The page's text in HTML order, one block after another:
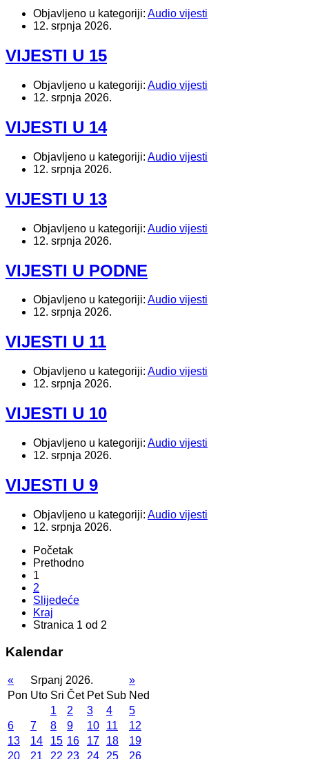
Objavljeno u kategoriji: Audio vijesti
12. srpnja 2026.
VIJESTI U 15
Objavljeno u kategoriji: Audio vijesti
12. srpnja 2026.
VIJESTI U 14
Objavljeno u kategoriji: Audio vijesti
12. srpnja 2026.
VIJESTI U 13
Objavljeno u kategoriji: Audio vijesti
12. srpnja 2026.
VIJESTI U PODNE
Objavljeno u kategoriji: Audio vijesti
12. srpnja 2026.
VIJESTI U 11
Objavljeno u kategoriji: Audio vijesti
12. srpnja 2026.
VIJESTI U 10
Objavljeno u kategoriji: Audio vijesti
12. srpnja 2026.
VIJESTI U 9
Objavljeno u kategoriji: Audio vijesti
12. srpnja 2026.
Početak
Prethodno
1
2
Slijedeće
Kraj
Stranica 1 od 2
Kalendar
« Srpanj 2026.
»
Pon Uto Sri Čet Pet Sub Ned
1
2 3 4
5
6
7 8 9 10 11
12
13
14 15 16 17 18
19
20
21 22 23 24 25
26